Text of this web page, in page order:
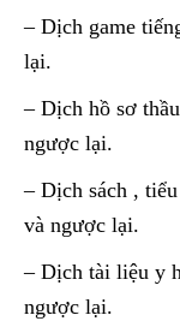
– Dịch game
lại.
– Dịch hồ sơ
ngược lại.
– Dịch sách ,
và ngược lại.
– Dịch tài liệu y
ngược lại.